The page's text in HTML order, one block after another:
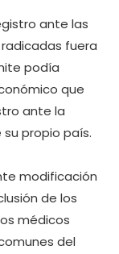
ante las
fuera
podía
que
ante la
propio país.
modificación
de los
médicos
del